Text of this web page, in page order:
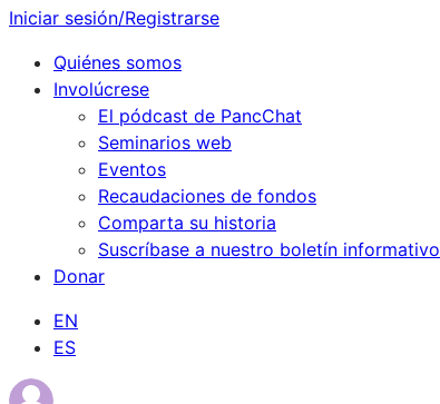
Iniciar sesión/Registrarse
Quiénes somos
Involúcrese
El pódcast de PancChat
Seminarios web
Eventos
Recaudaciones de fondos
Comparta su historia
Suscríbase a nuestro boletín informativo
Donar
EN
ES